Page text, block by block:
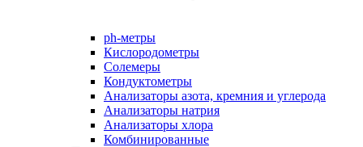
ph-метры
Кислородометры
Солемеры
Кондуктометры
Анализаторы азота, кремния и углерода
Анализаторы натрия
Анализаторы хлора
Комбинированные